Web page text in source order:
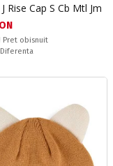
Rise Cap S Cb Mtl Jm
Pret obisnuit
Diferenta